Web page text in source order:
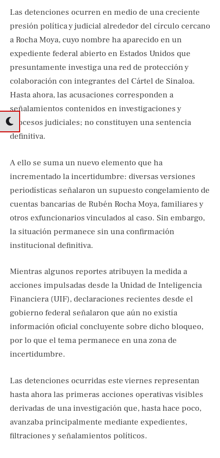
Las detenciones ocurren en medio de una creciente
presión política y judicial alrededor del círculo cercano
a Rocha Moya, cuyo nombre ha aparecido en un
expediente federal abierto en Estados Unidos que
presuntamente investiga una red de protección y
colaboración con integrantes del Cártel de Sinaloa.
Hasta ahora, las acusaciones corresponden a
señalamientos contenidos en investigaciones y
procesos judiciales; no constituyen una sentencia
definitiva.
A ello se suma un nuevo elemento que ha
incrementado la incertidumbre: diversas versiones
periodísticas señalaron un supuesto congelamiento de
cuentas bancarias de Rubén Rocha Moya, familiares y
otros exfuncionarios vinculados al caso. Sin embargo,
la situación permanece sin una confirmación
institucional definitiva.
Mientras algunos reportes atribuyen la medida a
acciones impulsadas desde la Unidad de Inteligencia
Financiera (UIF), declaraciones recientes desde el
gobierno federal señalaron que aún no existía
información oficial concluyente sobre dicho bloqueo,
por lo que el tema permanece en una zona de
incertidumbre.
Las detenciones ocurridas este viernes representan
hasta ahora las primeras acciones operativas visibles
derivadas de una investigación que, hasta hace poco,
avanzaba principalmente mediante expedientes,
filtraciones y señalamientos políticos.